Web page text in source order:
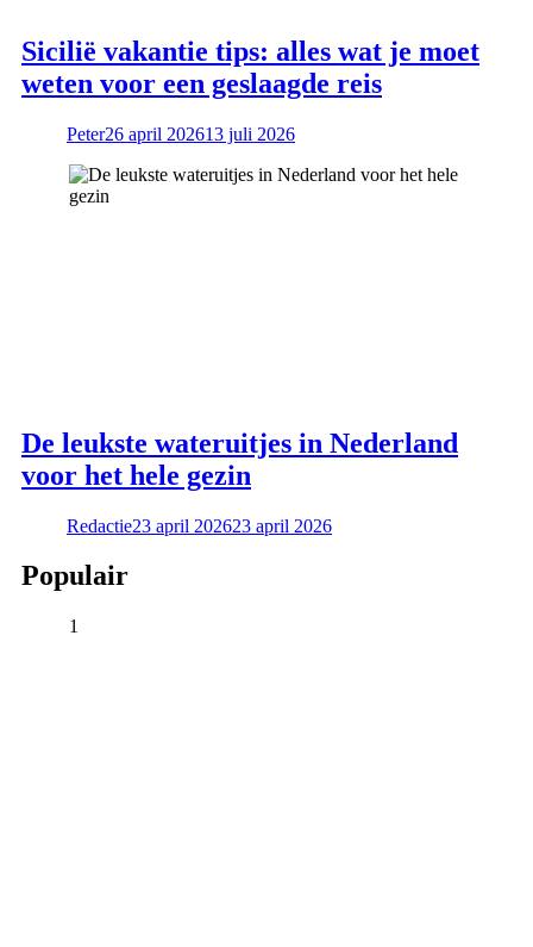
Sicilië vakantie tips: alles wat je moet
weten voor een geslaagde reis
Peter26 april 202613 juli 2026
De leukste wateruitjes in Nederland
voor het hele gezin
Redactie23 april 202623 april 2026
Populair
1